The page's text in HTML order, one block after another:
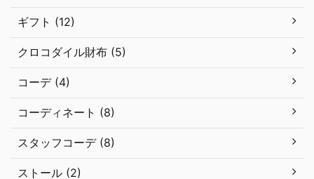
ギフト (12)
クロコダイル財布 (5)
コーデ (4)
コーディネート (8)
スタッフコーデ (8)
ストール (2)